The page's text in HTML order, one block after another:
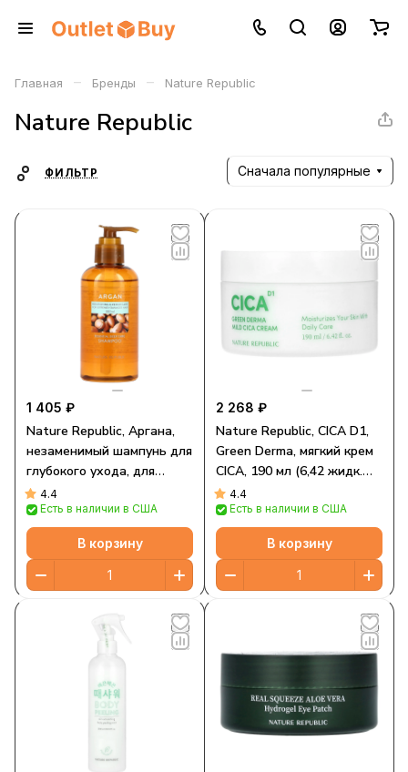
Главная – Бренды – Nature Republic
Nature Republic
ФИЛЬТР Сначала популярные
1 405 ₽
Nature Republic, Аргана,
незаменимый шампунь для
глубокого ухода, для
очень поврежденных
волос, 300 мл (10,14 жидк.
Унции)
4.4
Есть в наличии в США
В корзину
2 268 ₽
Nature Republic, CICA D1,
Green Derma, мягкий крем
CICA, 190 мл (6,42 жидк.
унции)
4.4
Есть в наличии в США
В корзину